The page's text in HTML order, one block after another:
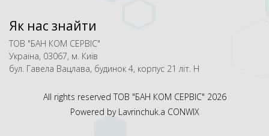
Як нас знайти
ТОВ "БАН КОМ СЕРВІС"
Україна, 03067, м. Київ
бул. Гавела Вацлава, будинок 4, корпус 21 літ. Н
All rights reserved ТОВ "БАН КОМ СЕРВІС" 2026
Powered by Lavrinchuk.a CONWIX